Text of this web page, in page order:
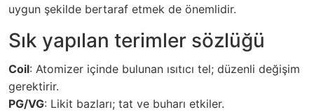
uygun şekilde bertaraf etmek de önemlidir.
Sık yapılan terimler sözlüğü
Coil: Atomizer içinde bulunan ısıtıcı tel; düzenli değişim
gerektirir.
PG/VG: Likit bazları; tat ve buharı etkiler.